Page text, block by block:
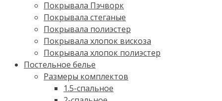
Покрывала Пэчворк
Покрывала стеганые
Покрывала полиэстер
Покрывала хлопок вискоза
Покрывала хлопок полиэстер
Постельное белье
Размеры комплектов
1.5-спальное